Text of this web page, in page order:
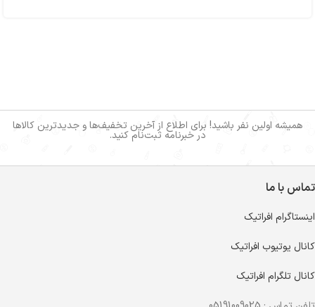
همیشه اولین نفر باشید! برای اطلاع از آخرین تخفیف‌ها و جدیدترین کالاها
در خبرنامه ثبت‌نام کنید.
تماس با ما
اینستاگرام افراتیک
کانال یوتیوب افراتیک
کانال تلگرام افراتیک